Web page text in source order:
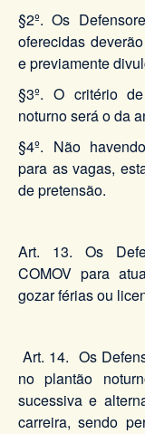
§2º. Os
oferecidas
e previamente
§3º. O critério
noturno será o da
§4º. Não
para as vagas,
de pretensão.
Art. 13. Os
COMOV para
gozar férias ou
Art. 14. Os
no plantão
sucessiva e
carreira, sendo